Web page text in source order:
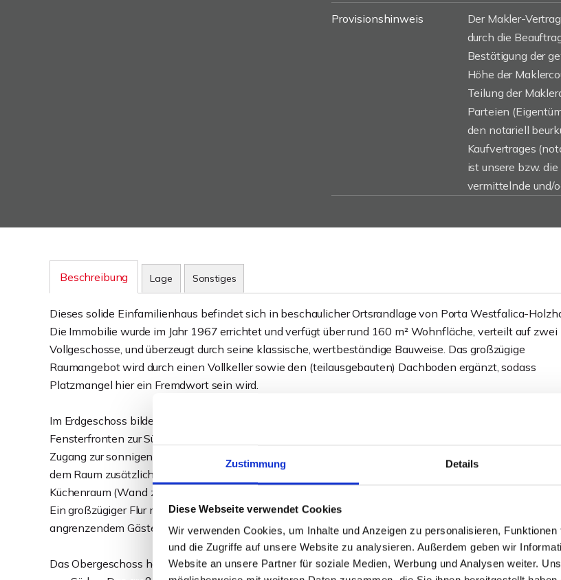
Zustimmung Details
Diese Webseite verwendet Cookies
Wir verwenden Cookies, um Inhalte und Anzeigen zu personalisieren,
und die Zugriffe auf unsere Website zu analysieren. Außerdem geben wir
Website an unsere Partner für soziale Medien, Werbung und Analysen weiter.
Provisionshinweis
Der Makler-
durch die
Bestätigung der
Höhe der
Teilung der
Parteien
den notariell
Kaufvertrages
ist unsere bzw.
vermittelnde und/
Beschreibung Lage Sonstiges
Dieses solide Einfamilienhaus befindet sich in beschaulicher Ortsrandlage von Porta Westfalica-
Die Immobilie wurde im Jahr 1967 errichtet und verfügt über rund 160 m² Wohnfläche, verteilt auf zwei
Vollgeschosse, und überzeugt durch seine klassische, wertbeständige Bauweise. Das großzügige
Raumangebot wird durch einen Vollkeller sowie den (teilausgebauten) Dachboden ergänzt, sodass
Platzmangel hier ein Fremdwort sein wird.
Im Erdgeschoss bildet der großzügige Wohn- und Essbereich das Herzstück des Hauses. Große
Fensterfronten zur Südseite sorgen für eine helle, freundliche Atmosphäre und ermöglichen den direkten
Zugang zur sonnigen Terrasse sowie den vorderen Gartenbereich. Ein Kamin (derzeit nicht in Betrieb)
dem Raum zusätzlichen Charme und unterstreicht den behaglichen Charakter. Über den separaten
Küchenraum (Wand zum Wohnbereich kann geöffnet werden) haben Sie Zugang in den rückwärtigen
Ein großzügiger Flur mit ansprechend gestaltetem Treppenhaus sowie der geräumige Eingangsbereich
angrenzendem Gäste-WC runden das Raumangebot auf dieser Ebene ab.
Das Obergeschoss hält drei Schlafzimmer und ein Büro bereit. Alle Schlafzimmer bieten einen tollen